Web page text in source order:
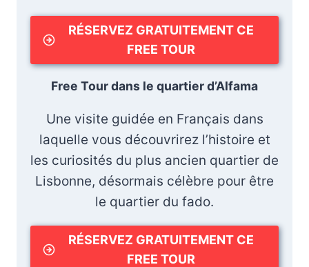
RÉSERVEZ GRATUITEMENT CE
FREE TOUR
Free Tour dans le quartier d’Alfama
Une visite guidée en Français dans
laquelle vous découvrirez l’histoire et
les curiosités du plus ancien quartier de
Lisbonne, désormais célèbre pour être
le quartier du fado.
RÉSERVEZ GRATUITEMENT CE
FREE TOUR